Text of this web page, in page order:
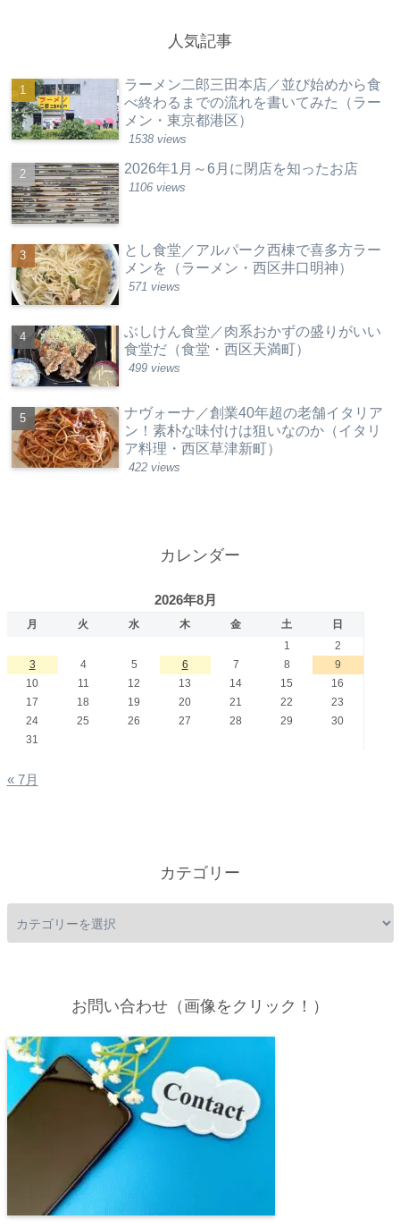
人気記事
ラーメン二郎三田本店／並び始めから食
べ終わるまでの流れを書いてみた（ラー
メン・東京都港区）
1538 views
2026年1月～6月に閉店を知ったお店
1106 views
とし食堂／アルパーク西棟で喜多方ラー
メンを（ラーメン・西区井口明神）
571 views
ぶしけん食堂／肉系おかずの盛りがいい
食堂だ（食堂・西区天満町）
499 views
ナヴォーナ／創業40年超の老舗イタリア
ン！素朴な味付けは狙いなのか（イタリ
ア料理・西区草津新町）
422 views
カレンダー
2026年8月
月 火 水 木 金 土
日
1
2
3
4 5 6 7 8
9
10
11 12 13 14 15
16
17
18 19 20 21 22
23
24
25 26 27 28 29
30
31
« 7月
カテゴリー
お問い合わせ（画像をクリック！）